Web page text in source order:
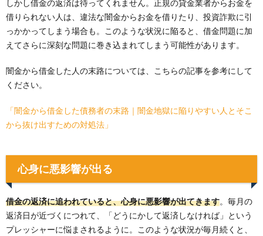
しかし借金の返済は待ってくれません。正規の貸金業者からお金を
借りられない人は、違法な闇金からお金を借りたり、投資詐欺に引
っかかってしまう場合も。このような状況に陥ると、借金問題に加
えてさらに深刻な問題に巻き込まれてしまう可能性があります。
闇金から借金した人の末路については、こちらの記事を参考にして
ください。
「闇金から借金した債務者の末路｜闇金地獄に陥りやすい人とそこ
から抜け出すための対処法」
心身に悪影響が出る
借金の返済に追われていると、心身に悪影響が出てきます。毎月の
返済日が近づくにつれて、「どうにかして返済しなければ」という
プレッシャーに悩まされるように。このような状況が毎月続くと、